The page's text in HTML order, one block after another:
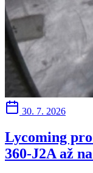
30. 7. 2026
Lycoming
360-J2A až